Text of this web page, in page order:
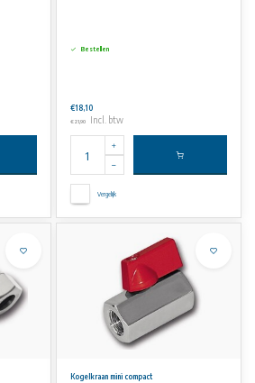
Bestellen
€18,10
€21,90 Incl. btw
Vergelijk
Kogelkraan mini compact